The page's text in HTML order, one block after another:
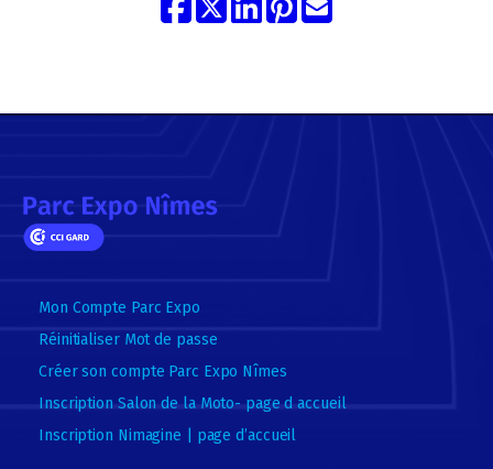
Mon Compte Parc Expo
Réinitialiser Mot de passe
Créer son compte Parc Expo Nîmes
Inscription Salon de la Moto- page d accueil
Inscription Nimagine | page d’accueil